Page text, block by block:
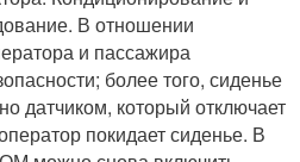
В отношении
и пассажира
более того, сиденье
датчиком, который отключает
покидает сиденье. В